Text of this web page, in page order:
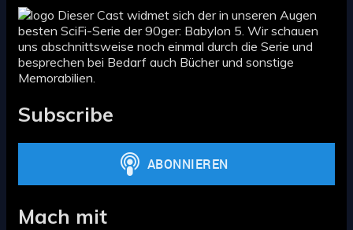
Dieser Cast widmet sich der in unseren Augen
besten SciFi-Serie der 90ger: Babylon 5. Wir schauen
uns abschnittsweise noch einmal durch die Serie und
besprechen bei Bedarf auch Bücher und sonstige
Memorabilien.
Subscribe
Mach mit